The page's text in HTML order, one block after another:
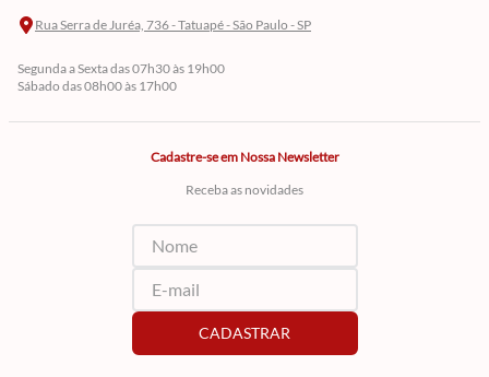
Rua Serra de Juréa, 736 - Tatuapé - São Paulo - SP
Segunda a Sexta das 07h30 às 19h00
Sábado das 08h00 às 17h00
Cadastre-se em Nossa Newsletter
Receba as novidades
CADASTRAR